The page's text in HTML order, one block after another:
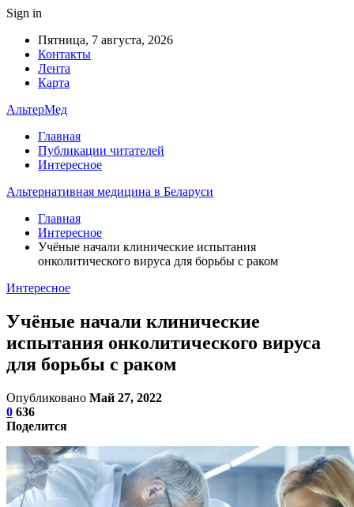
Sign in
Пятница, 7 августа, 2026
Контакты
Лента
Карта
АльтерМед
Главная
Публикации читателей
Интересное
Альтернативная медицина в Беларуси
Главная
Интересное
Учёные начали клинические испытания
онколитического вируса для борьбы с раком
Интересное
Учёные начали клинические
испытания онколитического вируса
для борьбы с раком
Опубликовано Май 27, 2022
0 636
Поделится